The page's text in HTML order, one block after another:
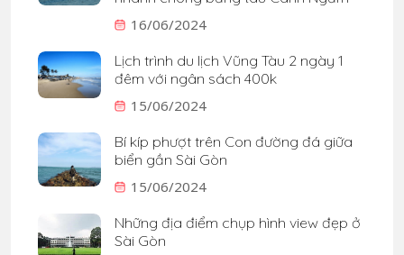
16/06/2024
Lịch trình du lịch Vũng Tàu 2 ngày 1
đêm với ngân sách 400k
15/06/2024
Bí kíp phượt trên Con đường đá giữa
biển gần Sài Gòn
15/06/2024
Những địa điểm chụp hình view đẹp ở
Sài Gòn